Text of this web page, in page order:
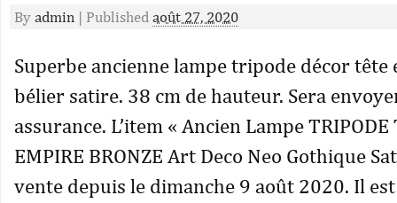
By admin | Published août 27, 2020
Superbe ancienne lampe tripode décor tête
bélier satire. 38 cm de hauteur. Sera
assurance. L’item « Ancien Lampe TRIPODE
EMPIRE BRONZE Art Deco Neo Gothique
vente depuis le dimanche 9 août 2020. Il